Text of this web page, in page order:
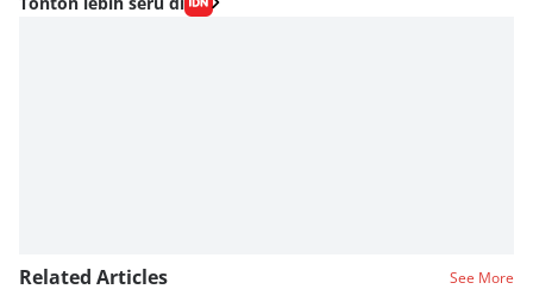
Fahrul Razi Uni Nurullah
Related Articles See More